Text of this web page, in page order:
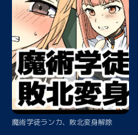
魔術学徒ランカ、敗北変身解除